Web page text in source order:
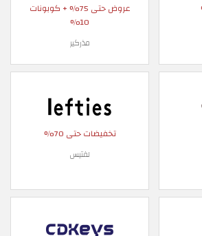
عروض حتى 75% + كوبونات
10%
مذركير
تخفيضات حتى 70%
لفتيس